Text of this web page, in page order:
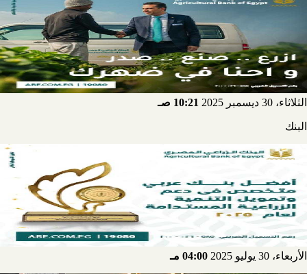
الثلاثاء، 30 ديسمبر 2025 10:21 صـ
البنك
الأربعاء، 30 يوليو 2025 04:00 مـ